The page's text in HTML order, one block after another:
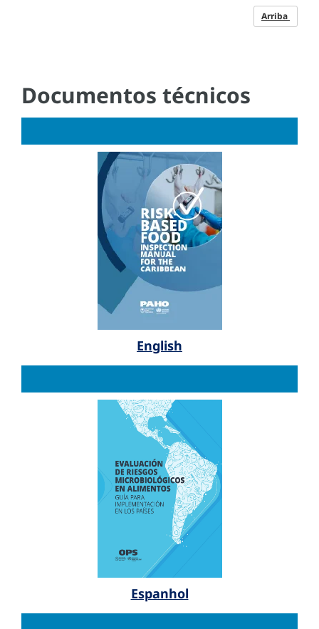
Arriba
Documentos técnicos
English
Espanhol